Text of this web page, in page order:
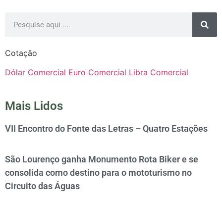
Cotação
Dólar Comercial Euro Comercial Libra Comercial
Mais Lidos
VII Encontro do Fonte das Letras – Quatro Estações
São Lourenço ganha Monumento Rota Biker e se
consolida como destino para o mototurismo no
Circuito das Águas